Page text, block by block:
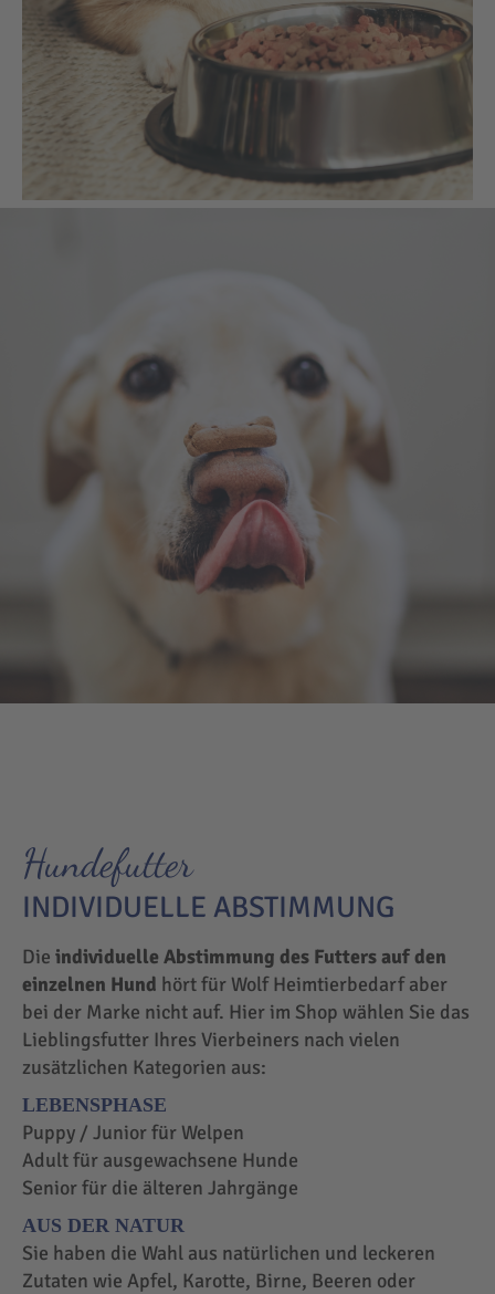
Hundefutter
INDIVIDUELLE ABSTIMMUNG
Die individuelle Abstimmung des Futters auf den
einzelnen Hund hört für Wolf Heimtierbedarf aber
bei der Marke nicht auf. Hier im Shop wählen Sie das
Lieblingsfutter Ihres Vierbeiners nach vielen
zusätzlichen Kategorien aus:
LEBENSPHASE
Puppy / Junior für Welpen
Adult für ausgewachsene Hunde
Senior für die älteren Jahrgänge
AUS DER NATUR
Sie haben die Wahl aus natürlichen und leckeren
Zutaten wie Apfel, Karotte, Birne, Beeren oder